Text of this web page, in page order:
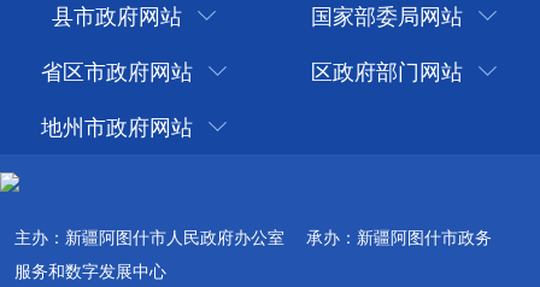
县市政府网站
国家部委局网站
省区市政府网站
区政府部门网站
地州市政府网站
主办：新疆阿图什市人民政府办公室
承办：新疆阿图什市政务
服务和数字发展中心